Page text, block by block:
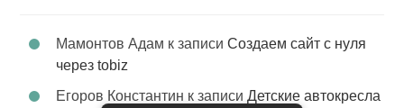
Мамонтов Адам к записиСоздаем сайт с нуля
через tobiz
Егоров Константин к записиДетские автокресла